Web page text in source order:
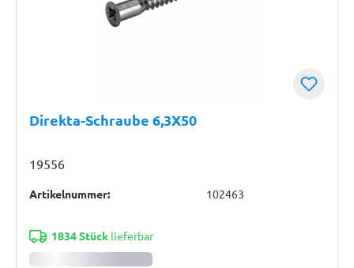
Direkta-Schraube 6,3X50
19556
Artikelnummer: 102463
1834 Stücklieferbar